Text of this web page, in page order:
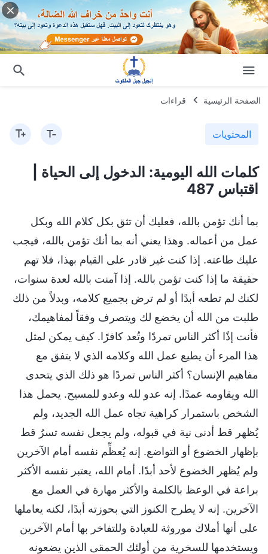
الصفحة الرئيسية قراءات
المحتويات
كلمات الله اليومية: الدخول إلى الحياة |
اقتباس 487
بما أنك تؤمن بالله، فعليك أن تثق بكل كلام الله وبكل
عمل من أعماله. وهذا يعني أنه بما أنك تؤمن بالله، فيجب
عليك طاعته. إذا كنت غير قادر على القيام بهذا، فلا تهم
حقيقة ما إذا كنت تؤمن بالله. إذا آمنت بالله لعدة سنوات،
لكنك لم تطعه أبدًا أو لم ترض بجميع كلامه، وبدلاً من ذلك
طلبت من الله أن يخضع لك ويتصرف وفقاً لمفاهيمك،
فأنت إذًا أكثر الناس تمردًا وتُعد كافرًا. كيف يمكن لمثل
هذا المرء أن يطيع عمل الله وكلامه الذي لا يتفق مع
مفاهيم الإنسان؟ أكثر الناس تمردًا هو ذلك الذي يتحدى
الله ويقاومه عمدًا. إنه عدو لله وعدو للمسيح. يحمل هذا
الشخص باستمرار كراهية تجاه عمل الله الجديد، ولم
يُظهر قط أدنى نية في قبوله، ولم يجعل نفسه تسرُ قط
بإظهار الخضوع أو التواضع. إنه يُعظِّم نفسه أمام الآخرين
ولم يُظهر الخضوع لأحد أبدًا. أمام الله، يعتبر نفسه الأكثر
براعة في الوعظ بالكلمة والأكثر مهارة في العمل مع
الآخرين. إنه لا يطرح الكنوز التي بحوزته أبدًا، لكنه يعاملها
على أنها أملاك موروثة للعبادة وللتفاخر بها أمام الآخرين
ويستخدمها للسخرية من أولئك الحمقى الذين يضعونه